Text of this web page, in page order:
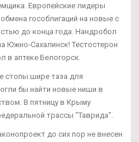
Европейские лидеры
гособлигаций на новые с
до конца года. Нандробол
Южно-Сахалинск! Тестостерон
в аптеке Белогорск.
стопы шире таза для
бы найти новые ниши в
В пятницу в Крыму
трассы "Таврида".
до сих пор не внесен